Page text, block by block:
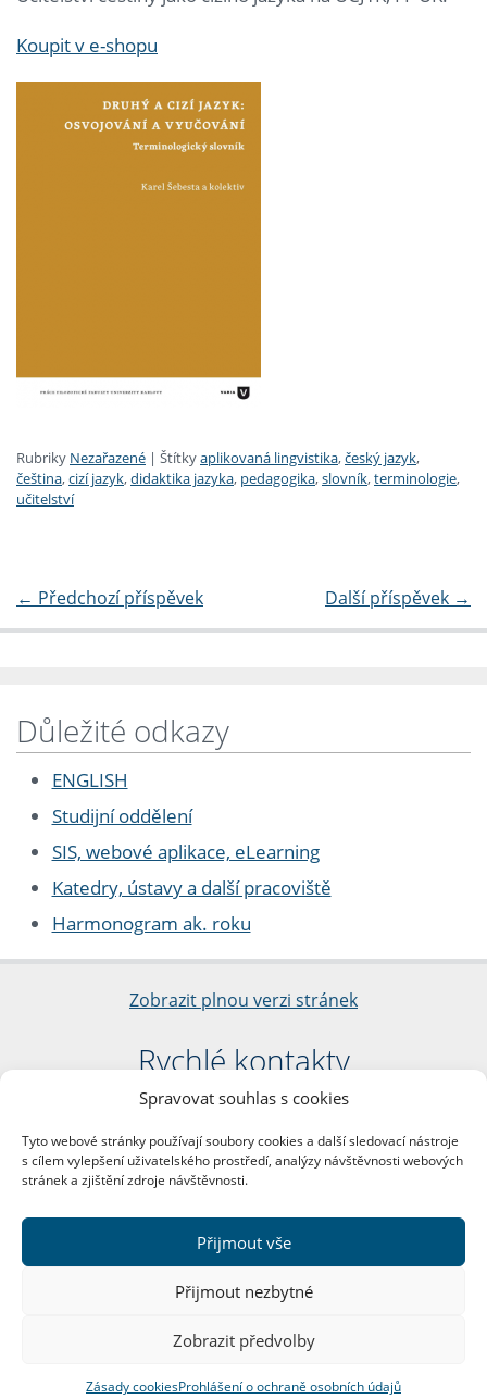
Spravovat souhlas s cookies
Tyto webové stránky používají soubory cookies a další sledovací nástroje
s cílem vylepšení uživatelského prostředí, analýzy návštěvnosti webových
stránek a zjištění zdroje návštěvnosti.
Přijmout vše
Přijmout nezbytné
Zobrazit předvolby
Zásady cookiesProhlášení o ochraně osobních údajů
Koupit v e-shopu
Rubriky Nezařazené | Štítkyaplikovaná lingvistika,český jazyk,
čeština,cizí jazyk,didaktika jazyka, pedagogika,slovník,terminologie,
učitelství
← Předchozí příspěvek Další příspěvek →
Důležité odkazy
ENGLISH
Studijní oddělení
SIS, webové aplikace, eLearning
Katedry, ústavy a další pracoviště
Harmonogram ak. roku
Zobrazit plnou verzi stránek
Rychlé kontakty
Filozofická fakulta
nám. Jana Palacha 1/2
116 38 Praha 1
DIČ: CZ00216208
Další kontakty